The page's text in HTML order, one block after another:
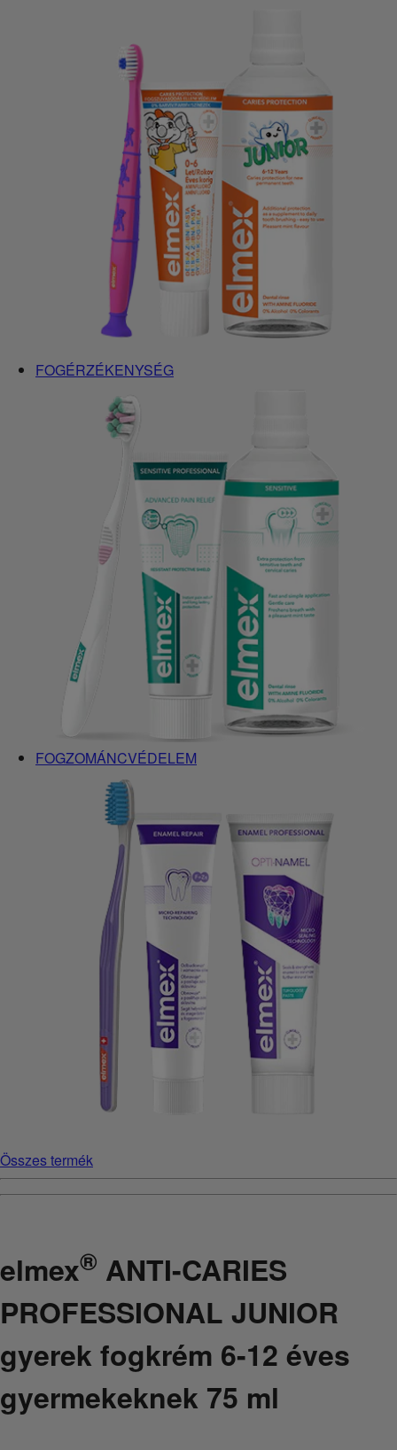
FOGÉRZÉKENYSÉG
FOGZOMÁNCVÉDELEM
Összes termék
elmex® ANTI-CARIES
PROFESSIONAL JUNIOR
gyerek fogkrém 6-12 éves
gyermekeknek 75 ml